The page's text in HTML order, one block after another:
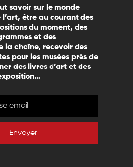
savoir sur le monde
l’art, être au courant des
du moment, des
et des
la chaîne, recevoir des
pour les musées près de
des livres d’art et des
Envoyer